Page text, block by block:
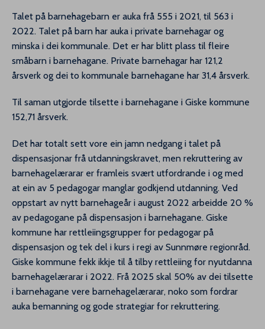
Talet på barnehagebarn er auka frå 555 i 2021, til 563 i
2022. Talet på barn har auka i private barnehagar og
minska i dei kommunale. Det er har blitt plass til fleire
småbarn i barnehagane. Private barnehagar har 121,2
årsverk og dei to kommunale barnehagane har 31,4 årsverk.
Til saman utgjorde tilsette i barnehagane i Giske kommune
152,71 årsverk.
Det har totalt sett vore ein jamn nedgang i talet på
dispensasjonar frå utdanningskravet, men rekruttering av
barnehagelærarar er framleis svært utfordrande i og med
at ein av 5 pedagogar manglar godkjend utdanning. Ved
oppstart av nytt barnehageår i august 2022 arbeidde 20 %
av pedagogane på dispensasjon i barnehagane. Giske
kommune har rettleiingsgrupper for pedagogar på
dispensasjon og tek del i kurs i regi av Sunnmøre regionråd.
Giske kommune fekk ikkje til å tilby rettleiing for nyutdanna
barnehagelærarar i 2022. Frå 2025 skal 50% av dei tilsette
i barnehagane vere barnehagelærarar, noko som fordrar
auka bemanning og gode strategiar for rekruttering.